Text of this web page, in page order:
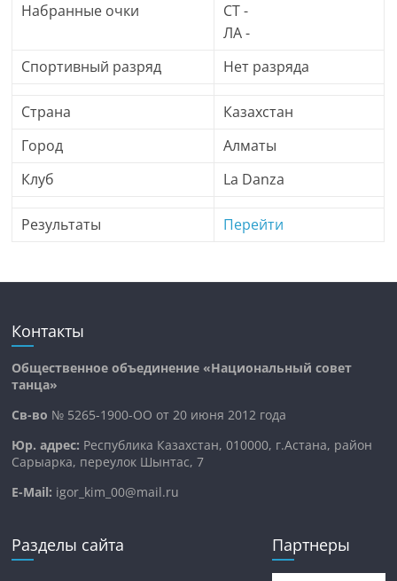
Набранные очки
СТ -
ЛА -
Спортивный разряд
Нет разряда
Страна
Казахстан
Город
Алматы
Клуб
La Danza
Результаты Перейти
Контакты
Общественное объединение «Национальный совет
танца»
Св-во № 5265-1900-ОО от 20 июня 2012 года
Юр. адрес: Республика Казахстан, 010000, г.Астана, район
Сарыарка, переулок Шынтас, 7
E-Mail: igor_kim_00@mail.ru
Разделы сайта Партнеры